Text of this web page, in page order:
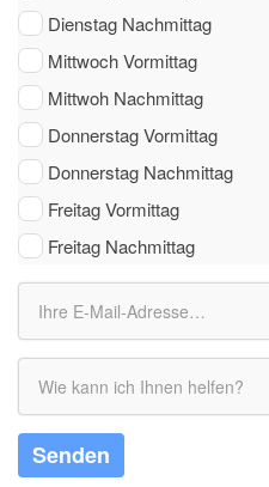
Dienstag Nachmittag
Mittwoch Vormittag
Mittwoh Nachmittag
Donnerstag Vormittag
Donnerstag Nachmittag
Freitag Vormittag
Freitag Nachmittag
Senden